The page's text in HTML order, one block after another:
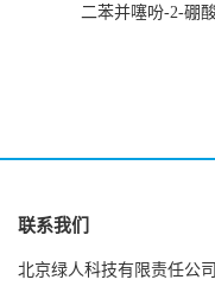
二苯并噻吩-2-硼
联系我们
北京绿人科技有限责任公司